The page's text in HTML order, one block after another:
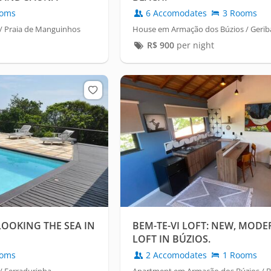
Praia de Manguinhos
6 Accomodates 3 Rooms
House em Armação dos Búzios /
R$ 900per night
THE SEA IN
BEM-TE-VI LOFT: NEW,
LOFT IN BÚZIOS.
2 Accomodates 1 Rooms